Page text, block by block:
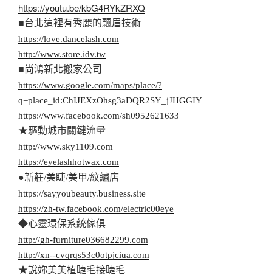
https://youtu.be/kbG4RYkZRXQ
■台北這裡有秀麗的飄眉技術
https://love.dancelash.com
http://www.store.idv.tw
■尚鴻新北搬家公司
https://www.google.com/maps/place/?
q=place_id:ChIJEXzOhsg3aDQR2SY_jJHGGIY
https://www.facebook.com/sh0952621633
★驅動城市關鍵流量
http://www.sky1109.com
https://eyelashhotwax.com
●新莊/美睫/美甲/紋繡店
https://sayyoubeauty.business.site
https://zh-tw.facebook.com/electric00eye
◆心靈環保系統傢俱
http://gh-furniture036682299.com
http://xn--cvqrqs53c0otpjciua.com
★說妳美美植睫毛接睫毛